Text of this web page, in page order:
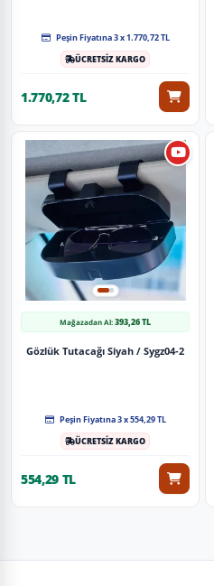
Peşin Fiyatına 3 x 1.770,72 TL
ÜCRETSİZ KARGO
1.770,72 TL
Mağazadan Al:393,26 TL
Gözlük Tutacağı Siyah / Sygz04-2
Peşin Fiyatına 3 x 554,29 TL
ÜCRETSİZ KARGO
554,29 TL